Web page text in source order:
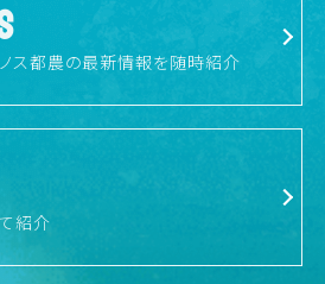
ス都農の最新情報を随時紹介
紹介